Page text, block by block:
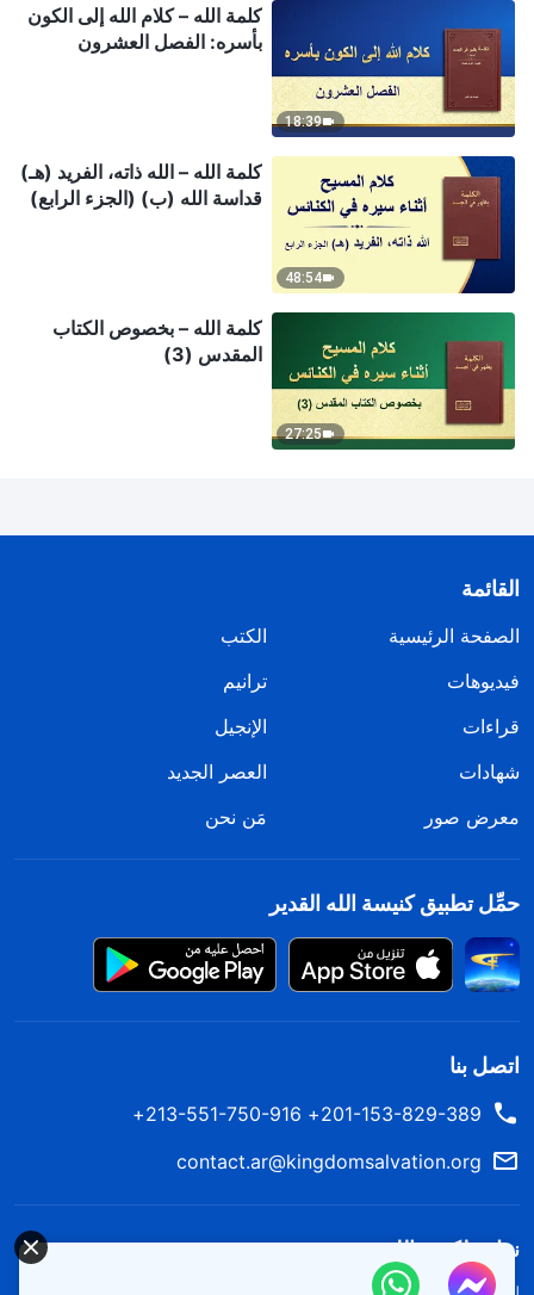
18:39
كلمة الله – كلام الله إلى الكون
بأسره: الفصل العشرون
48:54
كلمة الله – الله ذاته، الفريد (هـ)
قداسة الله (ب) (الجزء الرابع)
27:25
كلمة الله – بخصوص الكتاب
المقدس (3)
القائمة
الصفحة الرئيسية
الكتب
فيديوهات
ترانيم
قراءات
الإنجيل
شهادات
العصر الجديد
معرض صور
مَن نحن
حمِّل تطبيق كنيسة الله القدير
اتصل بنا
201-153-829-389+ 213-551-750-916+
contact.ar@kingdomsalvation.org
نزل ملكوت الله.